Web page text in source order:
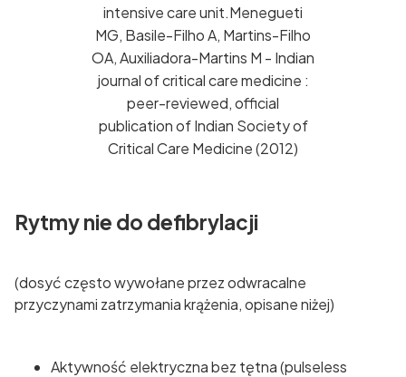
intensive care unit.Menegueti
MG, Basile-Filho A, Martins-Filho
OA, Auxiliadora-Martins M - Indian
journal of critical care medicine :
peer-reviewed, official
publication of Indian Society of
Critical Care Medicine (2012)
Rytmy nie do defibrylacji
(dosyć często wywołane przez odwracalne
przyczynami zatrzymania krążenia, opisane niżej)
Aktywność elektryczna bez tętna (pulseless